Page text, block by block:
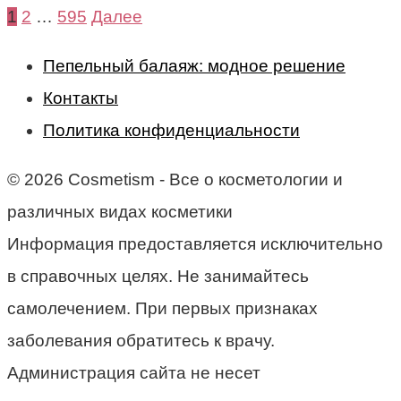
1 2 … 595 Далее
Пепельный балаяж: модное решение
Контакты
Политика конфиденциальности
© 2026 Cosmetism - Все о косметологии и
различных видах косметики
Информация предоставляется исключительно
в справочных целях. Не занимайтесь
самолечением. При первых признаках
заболевания обратитесь к врачу.
Администрация сайта не несет